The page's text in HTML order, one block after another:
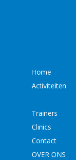
Home
Activiteiten
Trainers
Clinics
Contact
OVER ONS